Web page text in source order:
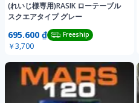
(れいじ様専用)RASIK ローテーブル
スクエアタイプ グレー
695.600 ₫ Freeship
￥3,700